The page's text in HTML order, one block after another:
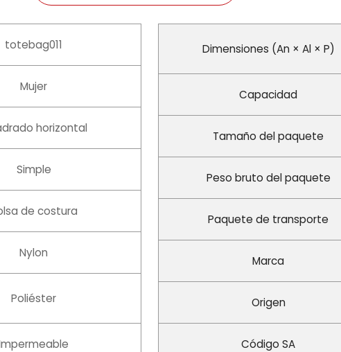
totebag011
Mujer
horizontal
Simple
de costura
Nylon
Poliéster
Dimensiones (An × Al × P)
Capacidad
Tamaño del paquete
Peso bruto del paquete
Paquete de transporte
Marca
Origen
Código SA